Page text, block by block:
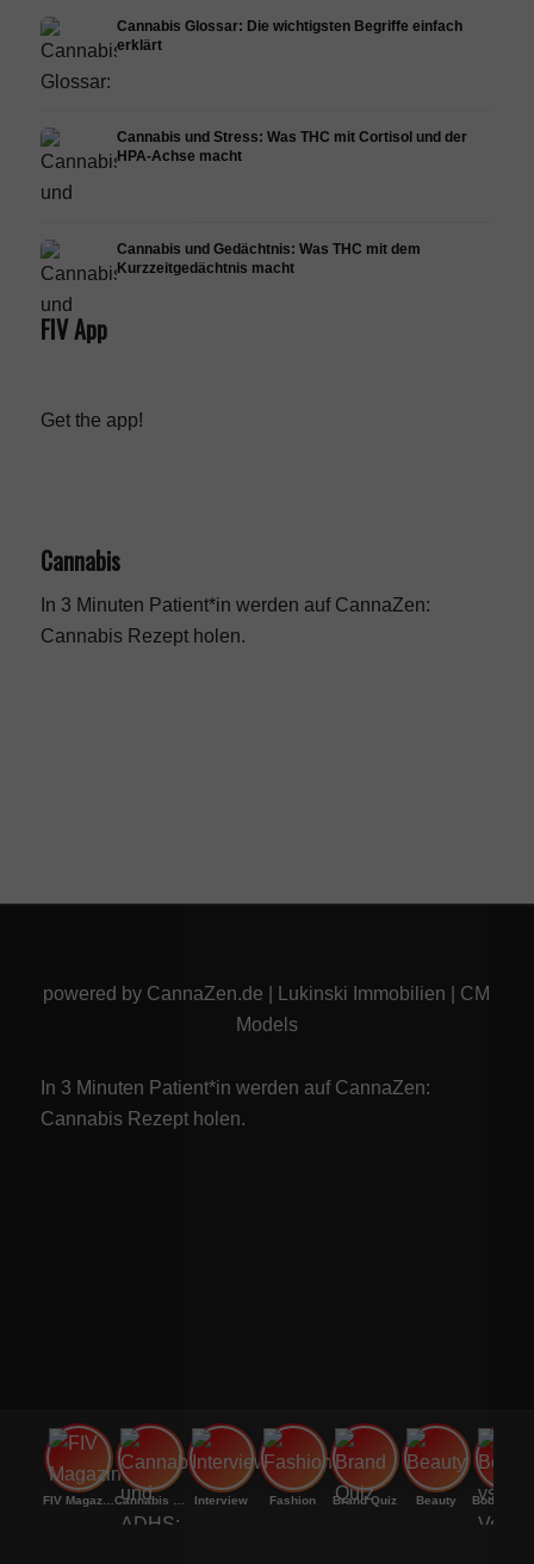
Cannabis Glossar: Die wichtigsten Begriffe einfach
erklärt
Cannabis und Stress: Was THC mit Cortisol und der
HPA-Achse macht
Cannabis und Gedächtnis: Was THC mit dem
Kurzzeitgedächtnis macht
FIV App
Get the app!
Cannabis
In 3 Minuten Patient*in werden auf CannaZen:
Cannabis Rezeptholen.
powered by CannaZen.de Lukinski Immobilien
CM
Models
In 3 Minuten Patient*in werden auf CannaZen:
Cannabis Rezeptholen.
FIV Magazine Interview Fashion Brand Quiz Beauty